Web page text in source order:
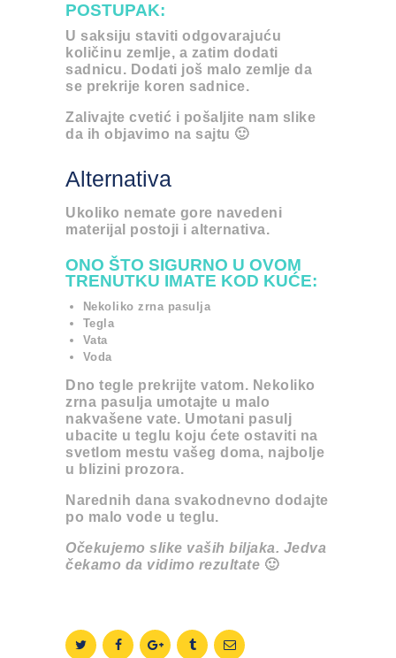
POSTUPAK:
U saksiju staviti odgovarajuću
količinu zemlje, a zatim dodati
sadnicu. Dodati još malo zemlje da
se prekrije koren sadnice.
Zalivajte cvetić i pošaljite nam slike
da ih objavimo na sajtu 🙂
Alternativa
Ukoliko nemate gore navedeni
materijal postoji i alternativa.
ONO ŠTO SIGURNO U OVOM
TRENUTKU IMATE KOD KUĆE:
Nekoliko zrna pasulja
Tegla
Vata
Voda
Dno tegle prekrijte vatom. Nekoliko
zrna pasulja umotajte u malo
nakvašene vate. Umotani pasulj
ubacite u teglu koju ćete ostaviti na
svetlom mestu vašeg doma, najbolje
u blizini prozora.
Narednih dana svakodnevno dodajte
po malo vode u teglu.
Očekujemo slike vaših biljaka. Jedva
čekamo da vidimo rezultate 🙂